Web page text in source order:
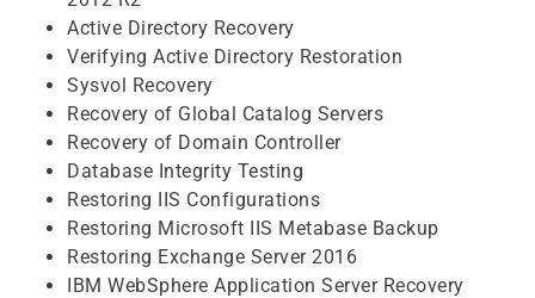
Active Directory Recovery
Verifying Active Directory Restoration
Sysvol Recovery
Recovery of Global Catalog Servers
Recovery of Domain Controller
Database Integrity Testing
Restoring IIS Configurations
Restoring Microsoft IIS Metabase Backup
Restoring Exchange Server 2016
IBM WebSphere Application Server Recovery